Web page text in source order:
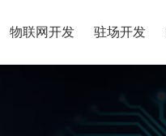
物联网开发 驻场开发